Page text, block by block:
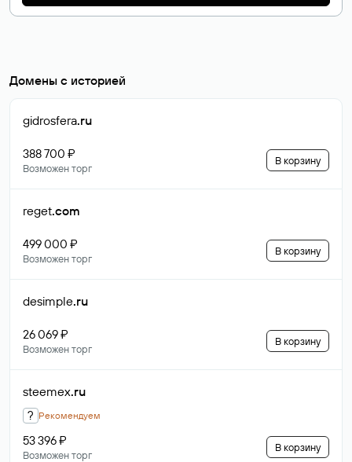
Домены с историей
gidrosfera.ru
388 700 ₽
Возможен торг
В корзину
reget.com
499 000 ₽
Возможен торг
В корзину
desimple.ru
26 069 ₽
Возможен торг
В корзину
steemex.ru
? Рекомендуем
53 396 ₽
Возможен торг
В корзину